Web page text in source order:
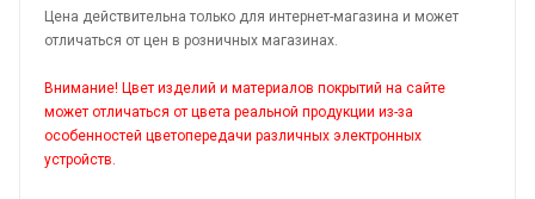
Цена действительна только для интернет-магазина и может
отличаться от цен в розничных магазинах.
Внимание! Цвет изделий и материалов покрытий на сайте
может отличаться от цвета реальной продукции из-за
особенностей цветопередачи различных электронных
устройств.